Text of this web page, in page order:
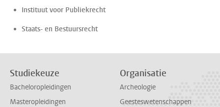
Instituut voor Publiekrecht
Staats- en Bestuursrecht
Studiekeuze
Bacheloropleidingen
Masteropleidingen
Organisatie
Archeologie
Geesteswetenschappen